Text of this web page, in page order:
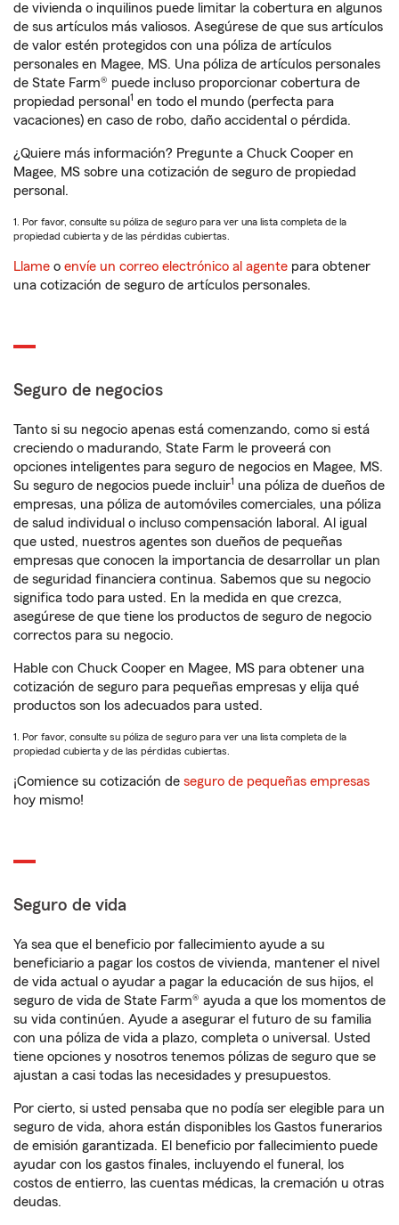
de vivienda o inquilinos puede limitar la cobertura en algunos
de sus artículos más valiosos. Asegúrese de que sus artículos
de valor estén protegidos con una póliza de artículos
personales en Magee, MS. Una póliza de artículos personales
de State Farm® puede incluso proporcionar cobertura de
propiedad personal 1 en todo el mundo (perfecta para
vacaciones) en caso de robo, daño accidental o pérdida.
¿Quiere más información? Pregunte a Chuck Cooper en
Magee, MS sobre una cotización de seguro de propiedad
personal.
1. Por favor, consulte su póliza de seguro para ver una lista completa de la
propiedad cubierta y de las pérdidas cubiertas.
Llame o envíe un correo electrónico al agente para obtener
una cotización de seguro de artículos personales.
Seguro de negocios
Tanto si su negocio apenas está comenzando, como si está
creciendo o madurando, State Farm le proveerá con
opciones inteligentes para seguro de negocios en Magee, MS.
Su seguro de negocios puede incluir1 una póliza de dueños de
empresas, una póliza de automóviles comerciales, una póliza
de salud individual o incluso compensación laboral. Al igual
que usted, nuestros agentes son dueños de pequeñas
empresas que conocen la importancia de desarrollar un plan
de seguridad financiera continua. Sabemos que su negocio
significa todo para usted. En la medida en que crezca,
asegúrese de que tiene los productos de seguro de negocio
correctos para su negocio.
Hable con Chuck Cooper en Magee, MS para obtener una
cotización de seguro para pequeñas empresas y elija qué
productos son los adecuados para usted.
1. Por favor, consulte su póliza de seguro para ver una lista completa de la
propiedad cubierta y de las pérdidas cubiertas.
¡Comience su cotización de seguro de pequeñas empresas
hoy mismo!
Seguro de vida
Ya sea que el beneficio por fallecimiento ayude a su
beneficiario a pagar los costos de vivienda, mantener el nivel
de vida actual o ayudar a pagar la educación de sus hijos, el
seguro de vida de State Farm® ayuda a que los momentos de
su vida continúen. Ayude a asegurar el futuro de su familia
con una póliza de vida a plazo, completa o universal. Usted
tiene opciones y nosotros tenemos pólizas de seguro que se
ajustan a casi todas las necesidades y presupuestos.
Por cierto, si usted pensaba que no podía ser elegible para un
seguro de vida, ahora están disponibles los Gastos funerarios
de emisión garantizada. El beneficio por fallecimiento puede
ayudar con los gastos finales, incluyendo el funeral, los
costos de entierro, las cuentas médicas, la cremación u otras
deudas.